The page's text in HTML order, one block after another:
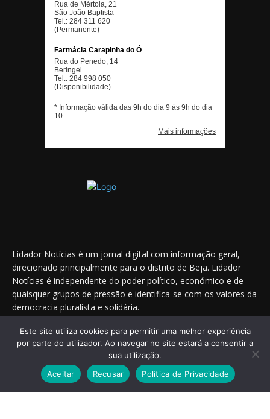
Lidador Notícias é um jornal digital com informação geral,
direcionado principalmente para o distrito de Beja. Lidador
Notícias é independente do poder político, económico e de
quaisquer grupos de pressão e identifica-se com os valores da
democracia pluralista e solidária.
Saiba onde nos encontrar nas redes sociais
Este site utiliza cookies para permitir uma melhor experiência
por parte do utilizador. Ao navegar no site estará a consentir a
sua utilização.
Aceitar
Recusar Politica de Privacidade